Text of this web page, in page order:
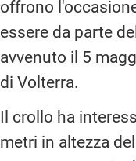
offrono
essere da parte
avvenuto il 5
di Volterra.
Il crollo ha
metri in altezza